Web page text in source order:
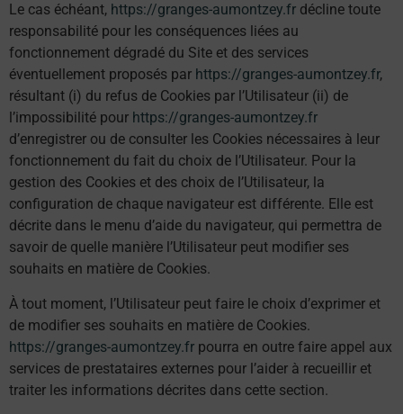
Le cas échéant, https://granges-aumontzey.fr décline toute
responsabilité pour les conséquences liées au
fonctionnement dégradé du Site et des services
éventuellement proposés par https://granges-aumontzey.fr,
résultant (i) du refus de Cookies par l’Utilisateur (ii) de
l’impossibilité pour https://granges-aumontzey.fr
d’enregistrer ou de consulter les Cookies nécessaires à leur
fonctionnement du fait du choix de l’Utilisateur. Pour la
gestion des Cookies et des choix de l’Utilisateur, la
configuration de chaque navigateur est différente. Elle est
décrite dans le menu d’aide du navigateur, qui permettra de
savoir de quelle manière l’Utilisateur peut modifier ses
souhaits en matière de Cookies.
À tout moment, l’Utilisateur peut faire le choix d’exprimer et
de modifier ses souhaits en matière de Cookies.
https://granges-aumontzey.fr pourra en outre faire appel aux
services de prestataires externes pour l’aider à recueillir et
traiter les informations décrites dans cette section.